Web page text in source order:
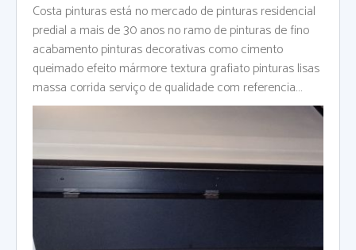
Costa pinturas está no mercado de pinturas residencial
predial a mais de 30 anos no ramo de pinturas de fino
acabamento pinturas decorativas como cimento
queimado efeito mármore textura grafiato pinturas lisas
massa corrida serviço de qualidade com referencia
aceitamos todos cartões de crédito orçamento sem